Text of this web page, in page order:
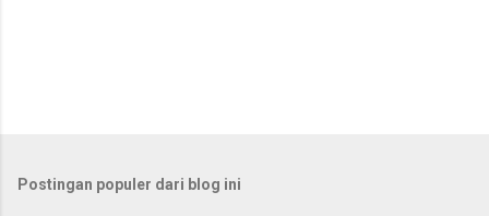
Postingan populer dari blog ini